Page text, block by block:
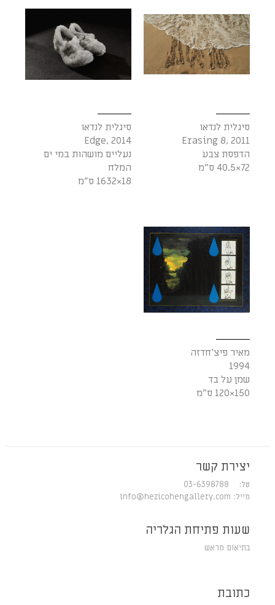
סיגלית לנדאו
Erasing 8, 2011
הדפסת צבע
72×40.5 ס"מ
סיגלית לנדאו
Edge, 2014
נעליים מושהות במי ים
המלח
18×1632 ס"מ
מאיר פיצ'חדזה
1994
שמן על בד
150×120 ס"מ
יצירת קשר
טל: 03-6398788
מייל: info@hezicohengallery.com
שעות פתיחת הגלריה
בתיאום מראש
כתובת